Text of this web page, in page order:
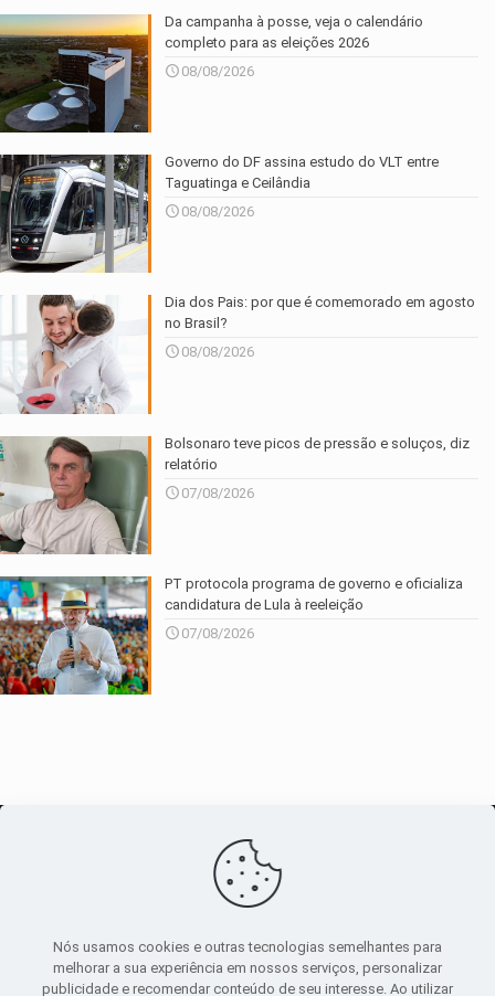
Da campanha à posse, veja o calendário
completo para as eleições 2026
08/08/2026
Governo do DF assina estudo do VLT entre
Taguatinga e Ceilândia
08/08/2026
Dia dos Pais: por que é comemorado em agosto
no Brasil?
08/08/2026
Bolsonaro teve picos de pressão e soluços, diz
relatório
07/08/2026
PT protocola programa de governo e oficializa
candidatura de Lula à reeleição
07/08/2026
canal de notícias
Nós usamos cookies e outras tecnologias semelhantes para
melhorar a sua experiência em nossos serviços, personalizar
publicidade e recomendar conteúdo de seu interesse. Ao utilizar